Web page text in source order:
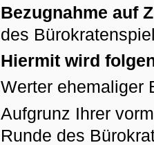
Bezugnahme auf
des
Hiermit wird
Werter ehemaliger
Aufgrunz Ihrer
Runde des